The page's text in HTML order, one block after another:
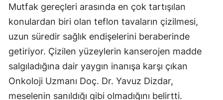
Mutfak gereçleri arasında en çok tartışılan
konulardan biri olan teflon tavaların çizilmesi,
uzun süredir sağlık endişelerini beraberinde
getiriyor. Çizilen yüzeylerin kanserojen madde
salgıladığına dair yaygın inanışa karşı çıkan
Onkoloji Uzmanı Doç. Dr. Yavuz Dizdar,
meselenin sanıldığı gibi olmadığını belirtti.